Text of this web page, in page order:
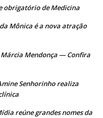
obrigatório de Medicina
Mônica é a nova atração
Márcia Mendonça — Confira
Senhorinho realiza
reúne grandes nomes da